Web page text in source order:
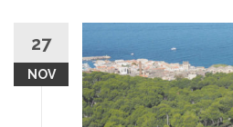
27
NOV